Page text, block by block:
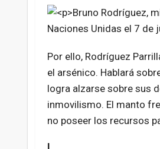
Por ello, Rodríguez
el arsénico. Hablará
logra alzarse sobre sus
inmovilismo. El manto
no poseer los recursos